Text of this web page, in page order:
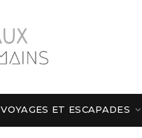
VOYAGES ET ESCAPADES